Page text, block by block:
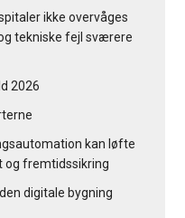
ikke overvåges
tekniske fejl sværere
2026
kan løfte
og fremtidssikring
digitale bygning